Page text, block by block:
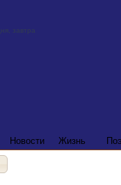
Новости Жизнь